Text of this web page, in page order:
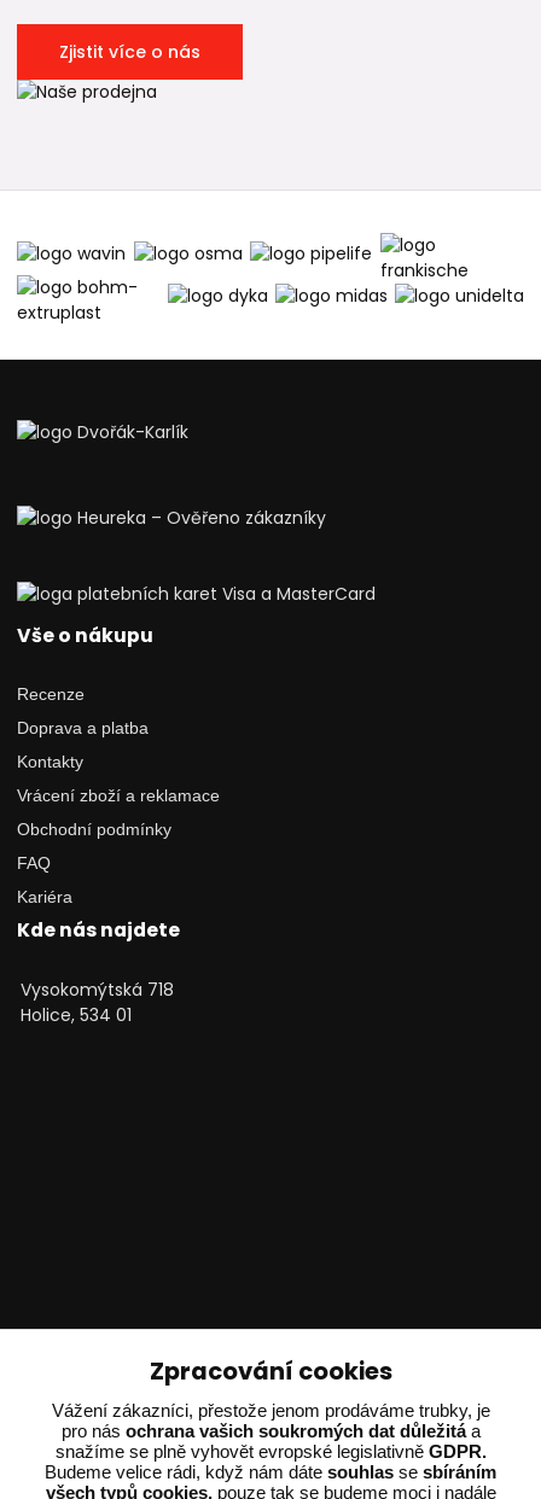
Zjistit více o nás
Vše o nákupu
Recenze
Doprava a platba
Kontakty
Vrácení zboží a reklamace
Obchodní podmínky
FAQ
Kariéra
Kde nás najdete
Vysokomýtská 718
Holice, 534 01
Ing. Adam Dvořák
+420 602 234 254
(Po-Pá 8:00 - 15:00)
Zpracování cookies
Vážení zákazníci, přestože jenom prodáváme trubky, je
pro nás ochrana vašich soukromých dat důležitáa
snažíme se plně vyhovět evropské legislativně GDPR.
Budeme velice rádi, když nám dáte souhlas se sbíráním
všech typů cookies,pouze tak se budeme moci i nadále